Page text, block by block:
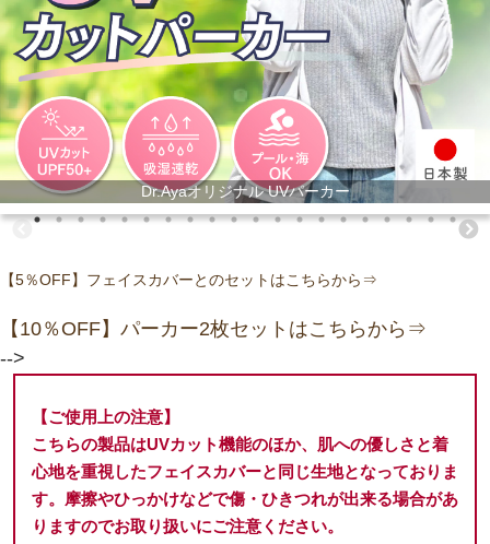
Dr.Ayaオリジナル UVパーカー
【5％OFF】フェイスカバーとのセットはこちらから⇒
【10％OFF】パーカー2枚セットはこちらから⇒
-->
【ご使用上の注意】
こちらの製品はUVカット機能のほか、肌への優しさと着
心地を重視したフェイスカバーと同じ生地となっておりま
す。摩擦やひっかけなどで傷・ひきつれが出来る場合があ
りますのでお取り扱いにご注意ください。